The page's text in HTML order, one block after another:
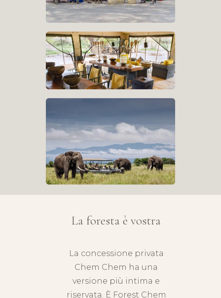
La foresta è vostra
La concessione privata
Chem Chem ha una
versione più intima e
riservata. È Forest Chem